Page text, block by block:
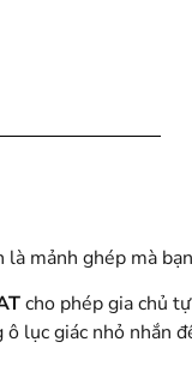
là mảnh ghép mà
cho phép gia chủ
lục giác nhỏ nhắn